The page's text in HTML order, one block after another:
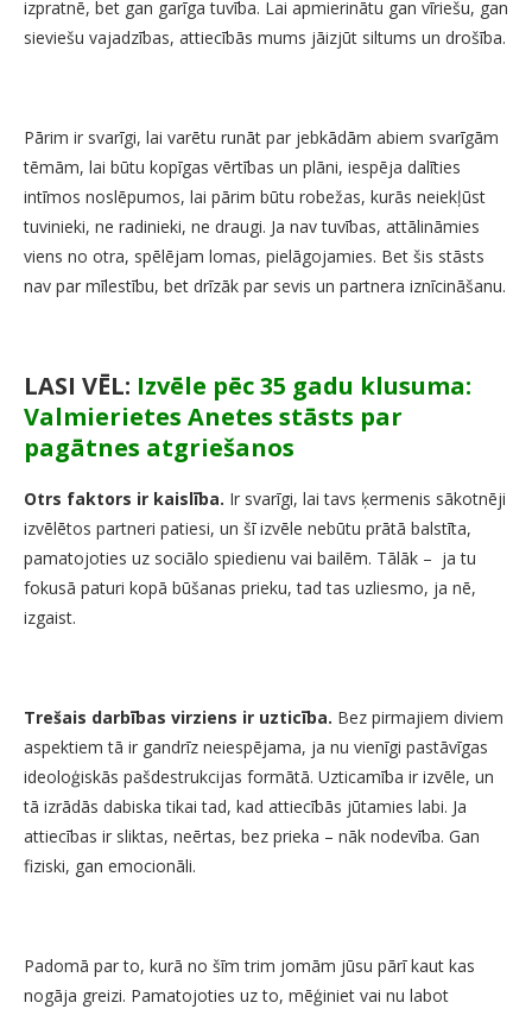
izpratnē, bet gan garīga tuvība. Lai apmierinātu gan vīriešu, gan
sieviešu vajadzības, attiecībās mums jāizjūt siltums un drošība.
Pārim ir svarīgi, lai varētu runāt par jebkādām abiem svarīgām
tēmām, lai būtu kopīgas vērtības un plāni, iespēja dalīties
intīmos noslēpumos, lai pārim būtu robežas, kurās neiekļūst
tuvinieki, ne radinieki, ne draugi. Ja nav tuvības, attālināmies
viens no otra, spēlējam lomas, pielāgojamies. Bet šis stāsts
nav par mīlestību, bet drīzāk par sevis un partnera iznīcināšanu.
LASI VĒL: Izvēle pēc 35 gadu klusuma:
Valmierietes Anetes stāsts par
pagātnes atgriešanos
Otrs faktors ir kaislība. Ir svarīgi, lai tavs ķermenis sākotnēji
izvēlētos partneri patiesi, un šī izvēle nebūtu prātā balstīta,
pamatojoties uz sociālo spiedienu vai bailēm. Tālāk – ja tu
fokusā paturi kopā būšanas prieku, tad tas uzliesmo, ja nē,
izgaist.
Trešais darbības virziens ir uzticība. Bez pirmajiem diviem
aspektiem tā ir gandrīz neiespējama, ja nu vienīgi pastāvīgas
ideoloģiskās pašdestrukcijas formātā. Uzticamība ir izvēle, un
tā izrādās dabiska tikai tad, kad attiecībās jūtamies labi. Ja
attiecības ir sliktas, neērtas, bez prieka – nāk nodevība. Gan
fiziski, gan emocionāli.
Padomā par to, kurā no šīm trim jomām jūsu pārī kaut kas
nogāja greizi. Pamatojoties uz to, mēģiniet vai nu labot